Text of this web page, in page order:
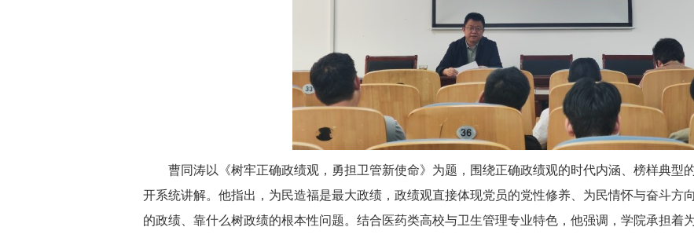
曹同涛以《树牢正确政绩观，勇担卫管新使命》为题，围绕正确政绩观的时代内涵、榜样典型
开系统讲解。他指出，为民造福是最大政绩，政绩观直接体现党员的党性修养、为民情怀与奋斗方
的政绩、靠什么树政绩的根本性问题。结合医药类高校与卫生管理专业特色，他强调，学院承担着